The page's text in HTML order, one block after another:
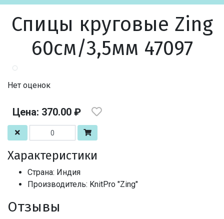
Спицы круговые Zing
60см/3,5мм 47097
Нет оценок
Цена: 370.00 ₽
Характеристики
Страна: Индия
Производитель: KnitPro "Zing"
Отзывы